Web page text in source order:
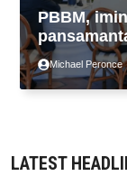
PBBM,
and
Michael Peronce
LATEST